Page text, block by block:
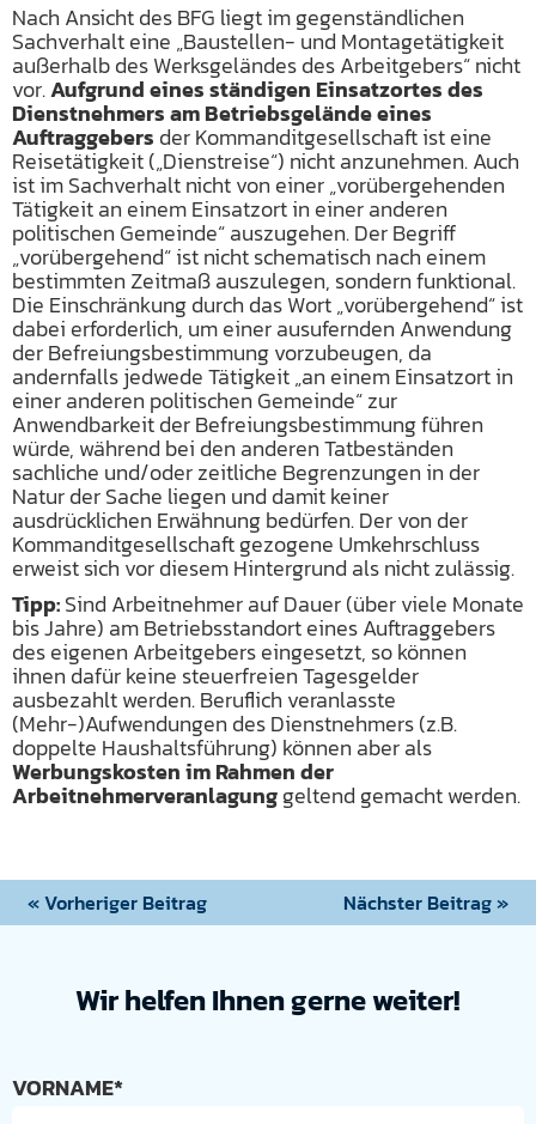
Nach Ansicht des BFG liegt im gegenständlichen
Sachverhalt eine „Baustellen- und Montagetätigkeit
außerhalb des Werksgeländes des Arbeitgebers“ nicht
vor.Aufgrund eines ständigen Einsatzortes des
Dienstnehmers am Betriebsgelände eines
Auftraggebers der Kommanditgesellschaft ist eine
Reisetätigkeit („Dienstreise“) nicht anzunehmen. Auch
ist im Sachverhalt nicht von einer „vorübergehenden
Tätigkeit an einem Einsatzort in einer anderen
politischen Gemeinde“ auszugehen. Der Begriff
„vorübergehend“ ist nicht schematisch nach einem
bestimmten Zeitmaß auszulegen, sondern funktional.
Die Einschränkung durch das Wort „vorübergehend“ ist
dabei erforderlich, um einer ausufernden Anwendung
der Befreiungsbestimmung vorzubeugen, da
andernfalls jedwede Tätigkeit „an einem Einsatzort in
einer anderen politischen Gemeinde“ zur
Anwendbarkeit der Befreiungsbestimmung führen
würde, während bei den anderen Tatbeständen
sachliche und/oder zeitliche Begrenzungen in der
Natur der Sache liegen und damit keiner
ausdrücklichen Erwähnung bedürfen. Der von der
Kommanditgesellschaft gezogene Umkehrschluss
erweist sich vor diesem Hintergrund als nicht zulässig.
Tipp:Sind Arbeitnehmer auf Dauer (über viele Monate
bis Jahre) am Betriebsstandort eines Auftraggebers
des eigenen Arbeitgebers eingesetzt, so können
ihnen dafür keine steuerfreien Tagesgelder
ausbezahlt werden. Beruflich veranlasste
(Mehr-)Aufwendungen des Dienstnehmers (z.B.
doppelte Haushaltsführung) können aber als
Werbungskosten im Rahmen der
Arbeitnehmerveranlagunggeltend gemacht werden.
« Vorheriger Beitrag Nächster Beitrag »
Wir helfen Ihnen gerne weiter!
VORNAME*